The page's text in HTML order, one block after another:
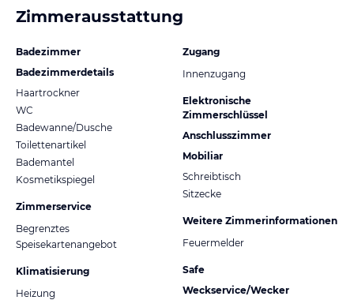
Zimmerausstattung
Badezimmer
Badezimmerdetails
Haartrockner
WC
Badewanne/Dusche
Toilettenartikel
Bademantel
Kosmetikspiegel
Zimmerservice
Begrenztes
Speisekartenangebot
Klimatisierung
Heizung
Zugang
Innenzugang
Elektronische
Zimmerschlüssel
Anschlusszimmer
Mobiliar
Schreibtisch
Sitzecke
Weitere Zimmerinformationen
Feuermelder
Safe
Weckservice/Wecker